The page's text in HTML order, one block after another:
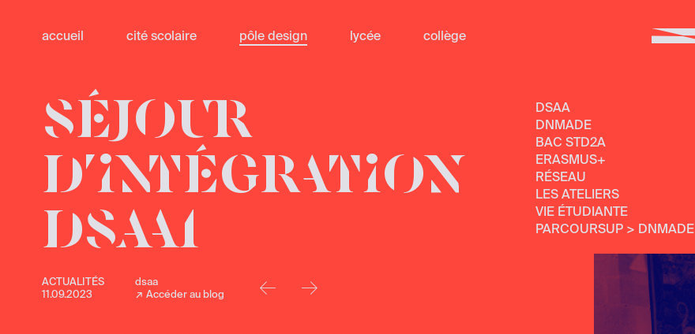
accueil cité scolaire pôle design lycée collège
SÉJOUR
D’INTÉGRATION
DSAA1
ACTUALITÉS
11.09.2023
dsaa
Accéder au blog
↢ ↣
DSAA
DNMADE
BAC STD2A
ERASMUS+
RÉSEAU
LES ATELIERS
VIE ÉTUDIANTE
PARCOURSUP > DNMADE